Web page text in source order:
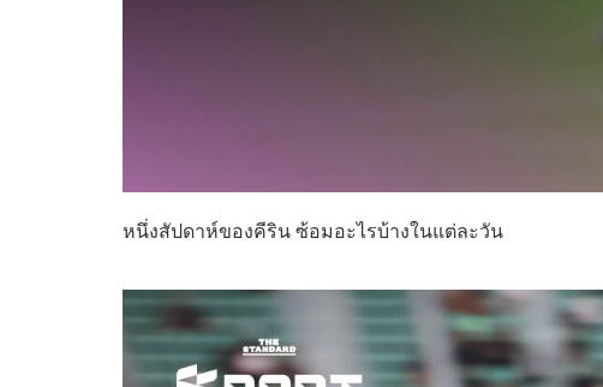
หนึ่งสัปดาห์ของคีริน ซ้อมอะไรบ้างในแต่ละวัน